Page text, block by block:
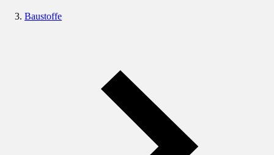
Baustoffe